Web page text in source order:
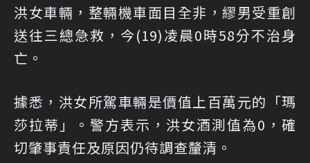
洪女車輛，整輛機車面目全非，繆男受重創
送往三總急救，今(19)凌晨0時58分不治身
亡。
據悉，洪女所駕車輛是價值上百萬元的「瑪
莎拉蒂」。警方表示，洪女酒測值為0，確
切肇事責任及原因仍待調查釐清。